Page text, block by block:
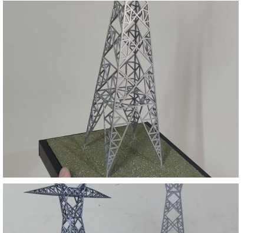
KOCAER YÜKSEK GERİLİM DİREKLERİ
KOCAELİ
KOCAER YÜKSEK GERİLİM DİREKLERİ